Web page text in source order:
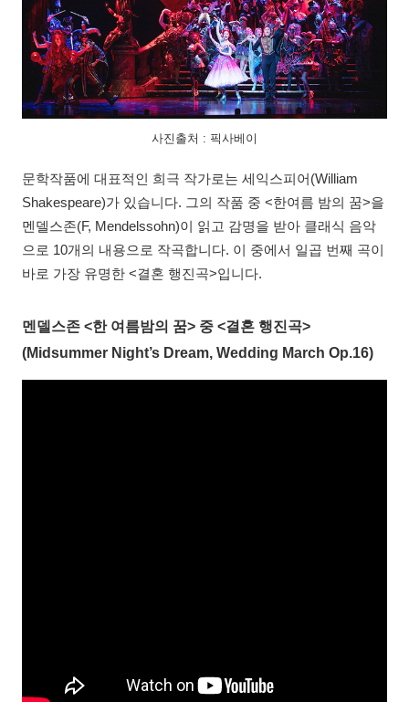
사진출처 : 픽사베이
문학작품에 대표적인 희극 작가로는 세익스피어(William
Shakespeare)가 있습니다. 그의 작품 중 <한여름 밤의 꿈>을
멘델스존(F, Mendelssohn)이 읽고 감명을 받아 클래식 음악
으로 10개의 내용으로 작곡합니다. 이 중에서 일곱 번째 곡이
바로 가장 유명한 <결혼 행진곡>입니다.
멘델스존 <한 여름밤의 꿈> 중 <결혼 행진곡>
(Midsummer Night’s Dream, Wedding March Op.16)